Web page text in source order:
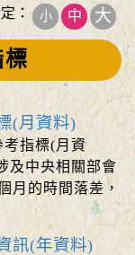
： 小 中 大
(月資料)
考指標(月資
及中央相關部會
月的時間落差，
訊(年資料)